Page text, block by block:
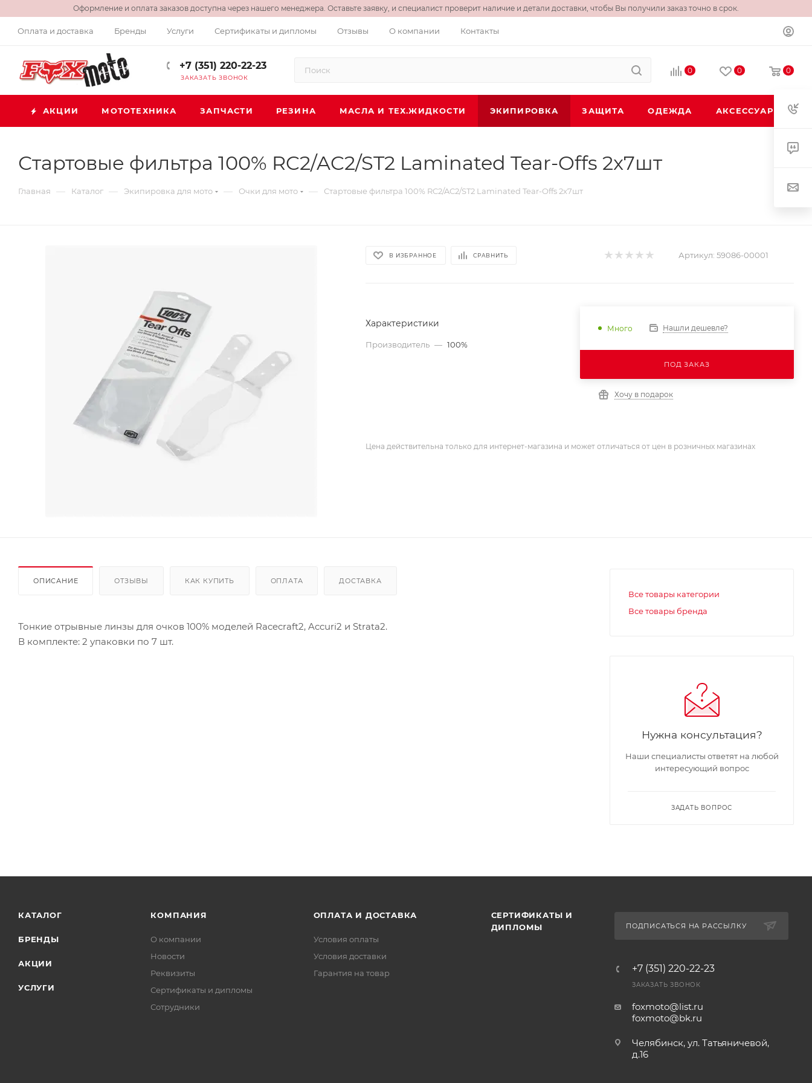
Оформление и оплата заказов доступна через нашего менеджера. Оставьте заявку, и специалист проверит наличие и детали доставки, чтобы Вы получили заказ точно в срок.
Оплата и доставка Бренды Услуги Сертификаты и дипломы Отзывы О компании Контакты
+7 (351) 220-22-23
ЗАКАЗАТЬ ЗВОНОК
0 0 0
АКЦИИ МОТОТЕХНИКА ЗАПЧАСТИ РЕЗИНА МАСЛА И ТЕХ.ЖИДКОСТИ ЭКИПИРОВКА ЗАЩИТА ОДЕЖДА АКСЕССУАРЫ
Стартовые фильтра 100% RC2/AC2/ST2 Laminated Tear-Offs 2x7шт
Главная — Каталог — Экипировка для мото — Очки для мото — Стартовые фильтра 100% RC2/AC2/ST2 Laminated Tear-Offs 2x7шт
В ИЗБРАННОЕ СРАВНИТЬ Артикул: 59086-00001
Характеристики
Производитель — 100%
Много Нашли дешевле?
ПОД ЗАКАЗ
Хочу в подарок
Цена действительна только для интернет-магазина и может отличаться от цен в розничных магазинах
ОПИСАНИЕ ОТЗЫВЫ КАК КУПИТЬ ОПЛАТА ДОСТАВКА
Тонкие отрывные линзы для очков 100% моделей Racecraft2, Accuri2 и Strata2.
В комплекте: 2 упаковки по 7 шт.
Все товары категории
Все товары бренда
Нужна консультация?
Наши специалисты ответят на любой
интересующий вопрос
ЗАДАТЬ ВОПРОС
КАТАЛОГ
БРЕНДЫ
АКЦИИ
УСЛУГИ
КОМПАНИЯ
О компании
Новости
Реквизиты
Сертификаты и дипломы
Сотрудники
ОПЛАТА И ДОСТАВКА
Условия оплаты
Условия доставки
Гарантия на товар
СЕРТИФИКАТЫ И
ДИПЛОМЫ
ПОДПИСАТЬСЯ НА РАССЫЛКУ
+7 (351) 220-22-23
ЗАКАЗАТЬ ЗВОНОК
foxmoto@list.ru
foxmoto@bk.ru
Челябинск, ул. Татьяничевой,
д.16